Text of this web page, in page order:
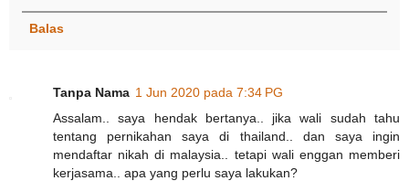
Balas
Tanpa Nama 1 Jun 2020 pada 7:34 PG
Assalam.. saya hendak bertanya.. jika wali sudah tahu
tentang pernikahan saya di thailand.. dan saya ingin
mendaftar nikah di malaysia.. tetapi wali enggan memberi
kerjasama.. apa yang perlu saya lakukan?